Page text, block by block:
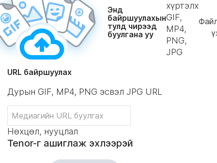
Энд
байршуулахын
тулд чирээд
буулгана уу
хүртэлх
GIF,
MP4,
PNG,
JPG
URL байршуулах
Дурын GIF, MP4, PNG эсвэл JPG URL
Нөхцөл, нууцлал
Tenor-г ашиглаж эхлээрэй